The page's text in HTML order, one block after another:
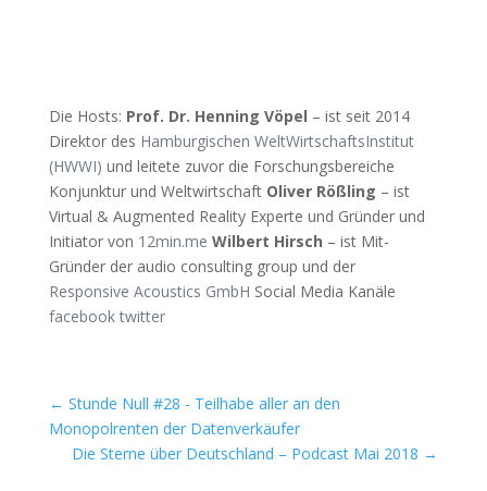
Die Hosts: Prof. Dr. Henning Vöpel – ist seit 2014
Direktor des Hamburgischen WeltWirtschaftsInstitut
(HWWI) und leitete zuvor die Forschungsbereiche
Konjunktur und Weltwirtschaft Oliver Rößling – ist
Virtual & Augmented Reality Experte und Gründer und
Initiator von 12min.me Wilbert Hirsch – ist Mit-
Gründer der audio consulting group und der
Responsive Acoustics GmbH Social Media Kanäle
facebook twitter
← Stunde Null #28 - Teilhabe aller an den
Monopolrenten der Datenverkäufer
Die Sterne über Deutschland – Podcast Mai 2018 →